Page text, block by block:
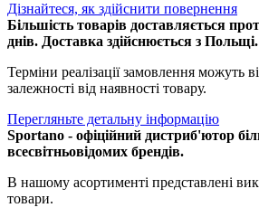
Дізнайтеся, як здійснити повернення
Більшість товарів доставляється
днів. Доставка здійснюється з Польщі.
Терміни реалізації замовлення можуть
залежності від наявності товару.
Перегляньте детальну інформацію
Sportano - офіційний дистриб'ютор
всесвітньовідомих брендів.
В нашому асортименті представлені
товари.